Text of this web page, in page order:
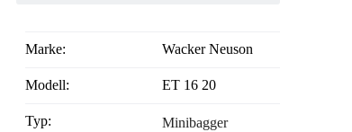
Marke: Wacker Neuson
Modell: ET 16 20
Typ: Minibagger